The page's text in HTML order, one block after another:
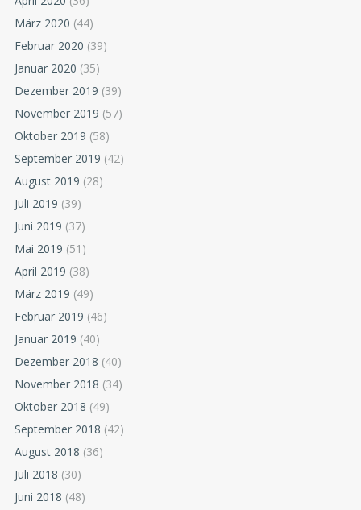
März 2020 (44)
Februar 2020 (39)
Januar 2020 (35)
Dezember 2019 (39)
November 2019 (57)
Oktober 2019 (58)
September 2019 (42)
August 2019 (28)
Juli 2019 (39)
Juni 2019 (37)
Mai 2019 (51)
April 2019 (38)
März 2019 (49)
Februar 2019 (46)
Januar 2019 (40)
Dezember 2018 (40)
November 2018 (34)
Oktober 2018 (49)
September 2018 (42)
August 2018 (36)
Juli 2018 (30)
Juni 2018 (48)